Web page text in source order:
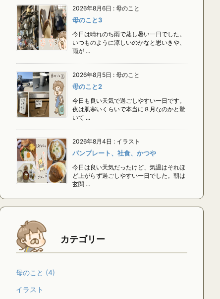
2026年8月6日 : 母のこと
母のこと3
今日は晴れのち雨で蒸し暑い一日でした。
いつものように涼しいのかなと思いきや、
雨が ...
2026年8月5日 : 母のこと
母のこと2
今日も良い天気で過ごしやすい一日です。
夜は肌寒いくらいで本当に８月なのかと驚
いて ...
2026年8月4日 : イラスト
パンプレート、社食、かつや
今日は良い天気だったけど、気温はそれほ
ど上がらず過ごしやすい一日でした。朝は
玄関 ...
カテゴリー
母のこと (4)
イラスト